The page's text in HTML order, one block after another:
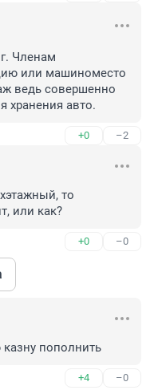
Членам
или машиноместо
ведь совершенно
хранения авто.
+0 –2
то
или как?
+0 –0
казну пополнить
+4 –0